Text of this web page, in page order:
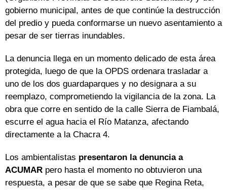
gobierno municipal, antes de que continúe la destrucción
del predio y pueda conformarse un nuevo asentamiento a
pesar de ser tierras inundables.
La denuncia llega en un momento delicado de esta área
protegida, luego de que la OPDS ordenara trasladar a
uno de los dos guardaparques y no designara a su
reemplazo, comprometiendo la vigilancia de la zona. La
obra que corre en sentido de la calle Sierra de Fiambalá,
escurre el agua hacia el Río Matanza, afectando
directamente a la Chacra 4.
Los ambientalistas presentaron la denuncia a
ACUMAR pero hasta el momento no obtuvieron una
respuesta, a pesar de que se sabe que Regina Reta,